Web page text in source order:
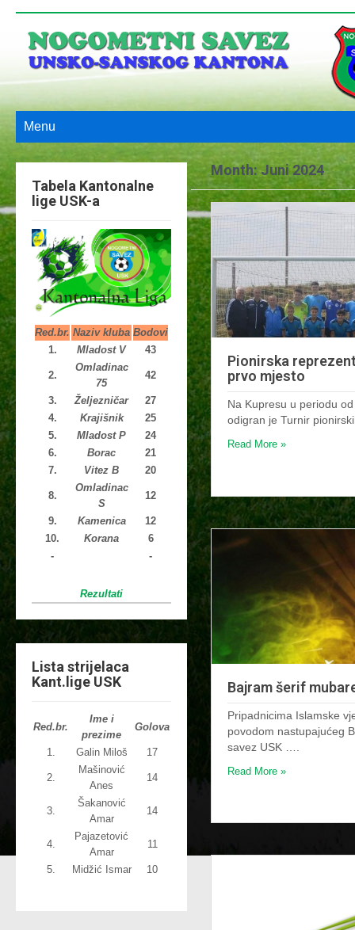
Menu
Tabela Kantonalne
lige USK-a
Red.br. Naziv kluba Bodovi
1.
Mladost V 43
2.
Omladinac
75
42
3. Željezničar
27
4.
Krajišnik
25
5.
Mladost P
24
6.
Borac
21
7.
Vitez B 20
8.
Omladinac
S
12
9. Kamenica
12
10.
Korana
6
-
-
Rezultati
Lista strijelaca
Kant.lige USK
Red.br.
Ime i
prezime
Golova
1. Galin Miloš 17
2.
Mašinović
Anes
14
3.
Šakanović
Amar
14
4.
Pajazetović
Amar
11
5. Midžić Ismar 10
Month:Juni 2024
Pionirska
prvo mjesto
Na Kupresu u periodu
odigran je Turnir
Read More »
Bajram šerif
Pripadnicima Islamske
povodom nastupajućeg
savez USK ….
Read More »